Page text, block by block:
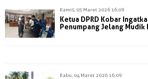
Kamis, 05 Maret 2026 16:09
Ketua DPRD Kobar
Penumpang Jelang Mudik
Rabu, 04 Maret 2026 16:09